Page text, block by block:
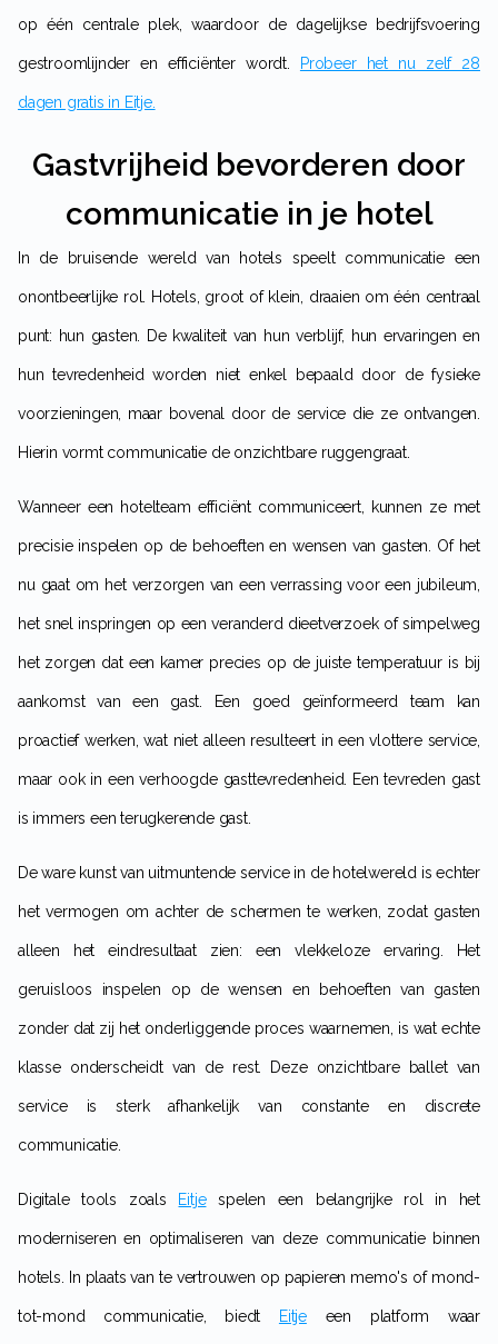
op één centrale plek, waardoor de dagelijkse bedrijfsvoering
gestroomlijnder en efficiënter wordt. Probeer het nu zelf 28
dagen gratis in Eitje.
Gastvrijheid bevorderen door
communicatie in je hotel
onontbeerlijke rol. Hotels, groot of klein, draaien om één centraal
punt: hun gasten. De kwaliteit van hun verblijf, hun ervaringen en
hun tevredenheid worden niet enkel bepaald door de fysieke
voorzieningen, maar bovenal door de service die ze ontvangen.
Hierin vormt communicatie de onzichtbare ruggengraat.
Wanneer een hotelteam efficiënt communiceert, kunnen ze met
precisie inspelen op de behoeften en wensen van gasten. Of het
nu gaat om het verzorgen van een verrassing voor een jubileum,
het snel inspringen op een veranderd dieetverzoek of simpelweg
het zorgen dat een kamer precies op de juiste temperatuur is bij
aankomst van een gast. Een goed geïnformeerd team kan
proactief werken, wat niet alleen resulteert in een vlottere service,
maar ook in een verhoogde gasttevredenheid. Een tevreden gast
is immers een terugkerende gast.
De ware kunst van uitmuntende service in de hotelwereld is echter
het vermogen om achter de schermen te werken, zodat gasten
alleen het eindresultaat zien: een vlekkeloze ervaring. Het
geruisloos inspelen op de wensen en behoeften van gasten
zonder dat zij het onderliggende proces waarnemen, is wat echte
klasse onderscheidt van de rest. Deze onzichtbare ballet van
service is sterk afhankelijk van constante en discrete
communicatie.
Digitale tools zoals Eitjespelen een belangrijke rol in het
moderniseren en optimaliseren van deze communicatie binnen
hotels. In plaats van te vertrouwen op papieren memo's of mond-
tot-mond communicatie, biedt Eitjeeen platform waar